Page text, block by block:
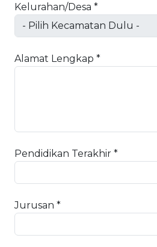
Kelurahan/Desa *
Alamat Lengkap *
Pendidikan Terakhir *
Jurusan *